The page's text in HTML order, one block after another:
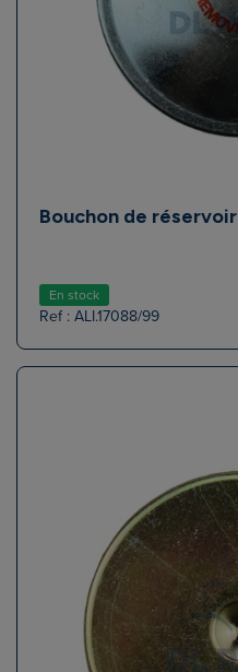
Bouchon de réservoir
En stock
Ref : ALI.17088/99